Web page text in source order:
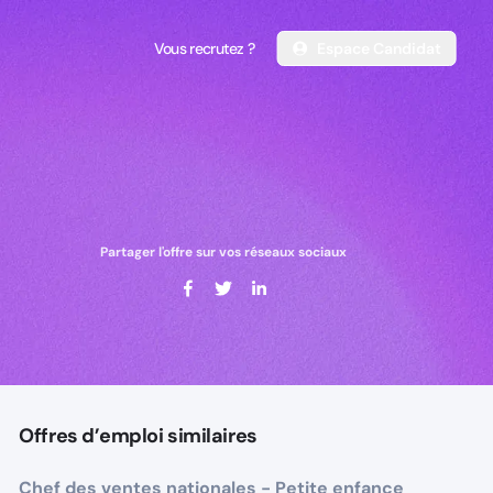
Vous recrutez ?
Vous recrutez ?
Partager l'offre sur vos réseaux sociaux
Offres d’emploi similaires
Chef des ventes nationales - Petite enfance